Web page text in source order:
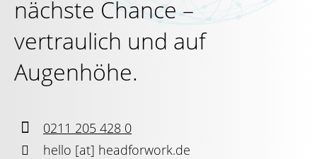
nächste Chance –
vertraulich und auf
Augenhöhe.

0211 205 428 0

hello [at] headforwork.de